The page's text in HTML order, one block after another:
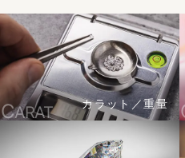
ARAT カラッ​ト／重量